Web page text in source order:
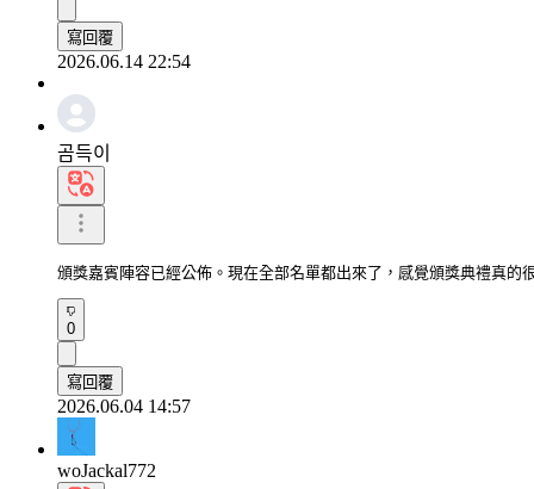
寫回覆
2026.06.14 22:54
곰득이
頒獎嘉賓陣容已經公佈。現在全部名單都出來了，感覺頒獎典禮真的
0
寫回覆
2026.06.04 14:57
woJackal772